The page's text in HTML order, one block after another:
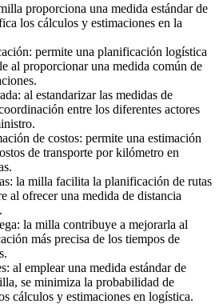
proporciona una medida estándar de
los cálculos y estimaciones en la
permite una planificación logística
al proporcionar una medida común de
al estandarizar las medidas de
entre los diferentes actores
de costos: permite una estimación
de transporte por kilómetro en
la milla facilita la planificación de rutas
al ofrecer una medida de distancia
la milla contribuye a mejorarla al
más precisa de los tiempos de
al emplear una medida estándar de
se minimiza la probabilidad de
cálculos y estimaciones en logística.